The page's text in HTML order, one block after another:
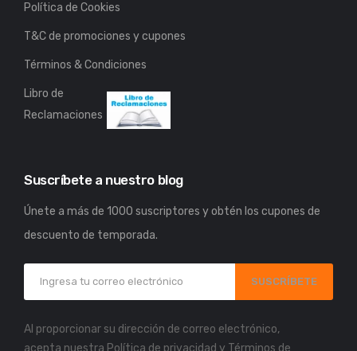
Política de Cookies
T&C de promociones y cupones
Términos & Condiciones
Libro de
Reclamaciones
Suscríbete a nuestro blog
Únete a más de 1000 suscriptores y obtén los cupones de
descuento de temporada.
SUSCRÍBETE
Al proporcionar su dirección de correo electrónico,
acepta nuestra Política de privacidad y Términos de